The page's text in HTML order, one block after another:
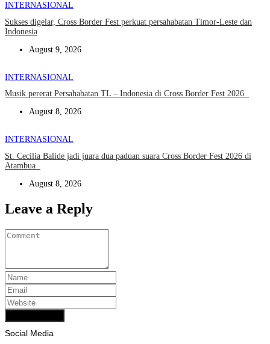
INTERNASIONAL
Sukses digelar, Cross Border Fest perkuat persahabatan Timor-Leste dan
Indonesia
August 9, 2026
INTERNASIONAL
Musik pererat Persahabatan TL – Indonesia di Cross Border Fest 2026
August 8, 2026
INTERNASIONAL
St. Cecilia Balide jadi juara dua paduan suara Cross Border Fest 2026 di
Atambua
August 8, 2026
Leave a Reply
Social Media